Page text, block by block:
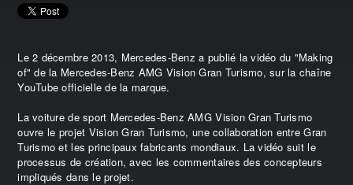
Le 2 décembre 2013, Mercedes-Benz a publié la vidéo du "Making
of" de la Mercedes-Benz AMG Vision Gran Turismo, sur la chaîne
YouTube officielle de la marque.
La voiture de sport Mercedes-Benz AMG Vision Gran Turismo
ouvre le projet Vision Gran Turismo, une collaboration entre Gran
Turismo et les principaux fabricants mondiaux. La vidéo suit le
processus de création, avec les commentaires des concepteurs
impliqués dans le projet.